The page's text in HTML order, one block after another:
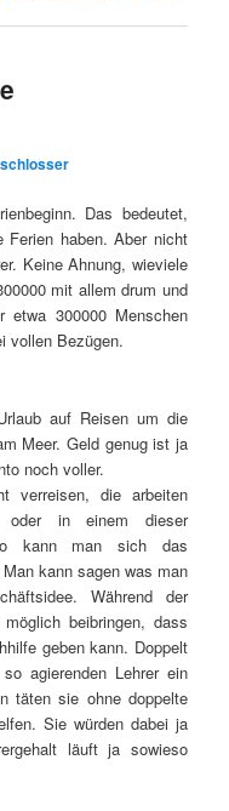
Das bedeutet,
Ferien haben. Aber nicht
Keine Ahnung, wieviele
mit allem drum und
300000 Menschen
vollen Bezügen.
auf Reisen um die
Meer. Geld genug ist ja
noch voller.
verreisen, die arbeiten
oder in einem dieser
kann man sich das
kann sagen was man
Während der
beibringen, dass
geben kann. Doppelt
agierenden Lehrer ein
täten sie ohne doppelte
Sie würden dabei ja
läuft ja sowieso